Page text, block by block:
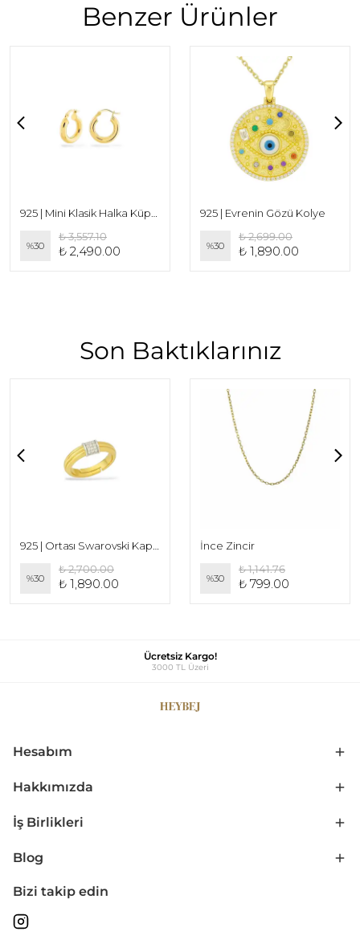
Benzer Ürünler
%30
₺ 3,557.10
₺ 2,490.00
925 | Evrenin Gözü Kolye
%30
₺ 2,699.00
₺ 1,890.00
Son Baktıklarınız
%30
₺ 2,700.00
₺ 1,890.00
İnce Zincir
%30
₺ 1,141.76
₺ 799.00
Ücretsiz Kargo!
3000 TL Üzeri
Hesabım
Hakkımızda
İş Birlikleri
Blog
Bizi takip edin